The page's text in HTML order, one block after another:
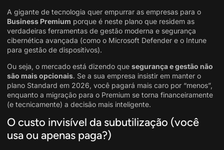
A gigante de tecnologia quer empurrar as empresas para o
Business Premium porque é neste plano que residem as
verdadeiras ferramentas de gestão moderna e segurança
cibernética avançada (como o Microsoft Defender e o Intune
para gestão de dispositivos).
Ou seja, o mercado está dizendo que segurança e gestão não
são mais opcionais. Se a sua empresa insistir em manter o
plano Standard em 2026, você pagará mais caro por “menos”,
enquanto a migração para o Premium se torna financeiramente
(e tecnicamente) a decisão mais inteligente.
O custo invisível da subutilização (você
usa ou apenas paga?)